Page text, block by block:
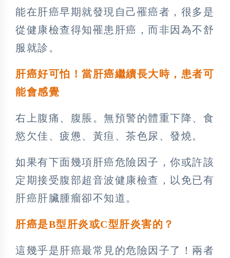
能在肝癌早期就發現自己罹癌者，很多是
從健康檢查得知罹患肝癌，而非因為不舒
服就診。
肝癌好可怕！當肝癌繼續長大時，患者可
能會感覺
右上腹痛、腹脹。無預警的體重下降、食
慾欠佳、疲憊、黃疸、茶色尿、發燒。
如果有下面幾項肝癌危險因子，你或許該
定期接受腹部超音波健康檢查，以免已有
肝癌肝臟腫瘤卻不知道。
肝癌是B型肝炎或C型肝炎害的？
這幾乎是肝癌最常見的危險因子了！兩者